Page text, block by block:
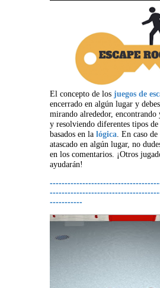
El concepto de los juegos de
encerrado en algún lugar y
mirando alrededor, encontrando
y resolviendo diferentes tipos de
basados en la lógica. En caso de
atascado en algún lugar, no
en los comentarios. ¡Otros
ayudarán!
-----------